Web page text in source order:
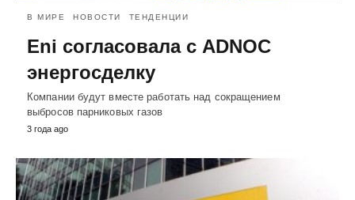
В МИРЕ НОВОСТИ ТЕНДЕНЦИИ
Eni согласовала с ADNOC
энергосделку
Компании будут вместе работать над сокращением
выбросов парниковых газов
3 года ago